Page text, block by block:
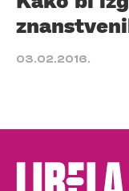
03.02.2016.